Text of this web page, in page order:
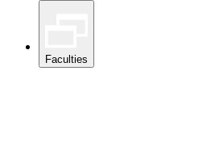
Faculties